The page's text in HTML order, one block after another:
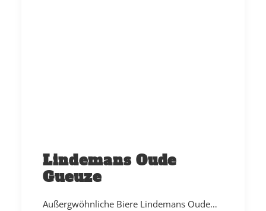
Lindemans Oude
Gueuze
Außergwöhnliche Biere Lindemans Oude…